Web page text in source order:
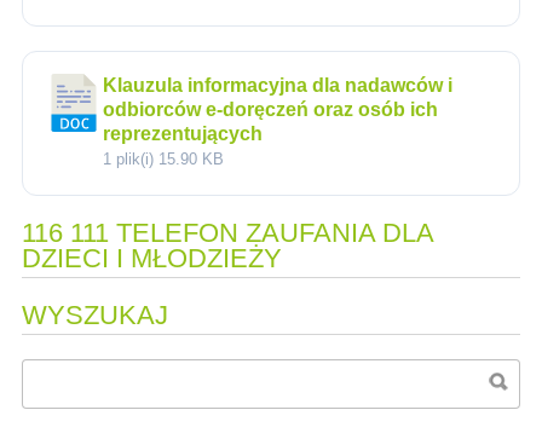
Klauzula informacyjna dla nadawców i
odbiorców e-doręczeń oraz osób ich
reprezentujących
1 plik(i) 15.90 KB
116 111 TELEFON ZAUFANIA DLA
DZIECI I MŁODZIEŻY
WYSZUKAJ